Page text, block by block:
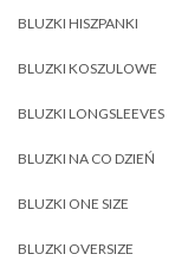
BLUZKI HISZPANKI
BLUZKI KOSZULOWE
BLUZKI LONGSLEEVES
BLUZKI NA CO DZIEŃ
BLUZKI ONE SIZE
BLUZKI OVERSIZE